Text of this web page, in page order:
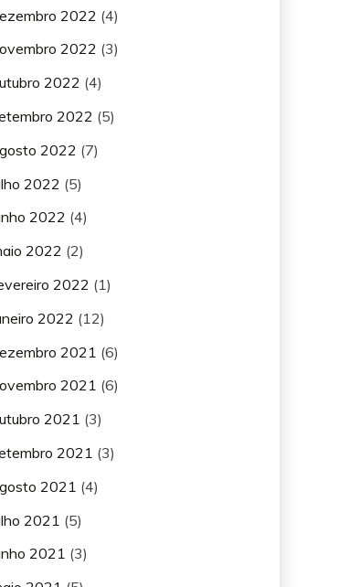
2022 (4)
2022 (3)
2022 (4)
2022 (5)
2022 (7)
2022 (5)
2022 (4)
2022 (2)
2022 (1)
2022 (12)
2021 (6)
2021 (6)
2021 (3)
2021 (3)
2021 (4)
2021 (5)
2021 (3)